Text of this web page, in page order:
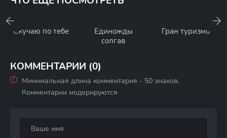
Скучаю по тебе
Единожды
солгав
Гран туризмо
КОММЕНТАРИИ (0)
Минимальная длина комментария - 50 знаков.
Комментарии модерируются